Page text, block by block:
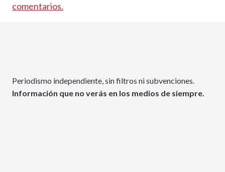
comentarios.
Periodismo independiente, sin filtros ni subvenciones.
Información que no verás en los medios de siempre.